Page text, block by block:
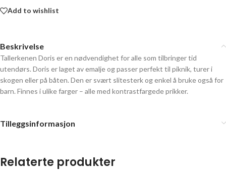
Add to wishlist
Beskrivelse
Tallerkenen Doris er en nødvendighet for alle som tilbringer tid
utendørs. Doris er laget av emalje og passer perfekt til piknik, turer i
skogen eller på båten. Den er svært slitesterk og enkel å bruke også for
barn. Finnes i ulike farger – alle med kontrastfargede prikker.
Tilleggsinformasjon
Relaterte produkter